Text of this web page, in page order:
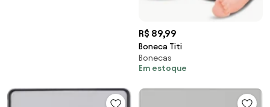
R$ 89,99
Boneca Titi
Bonecas
Em estoque